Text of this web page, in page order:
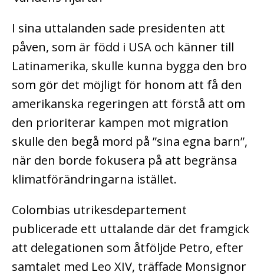
I sina uttalanden sade presidenten att
påven, som är född i USA och känner till
Latinamerika, skulle kunna bygga den bro
som gör det möjligt för honom att få den
amerikanska regeringen att förstå att om
den prioriterar kampen mot migration
skulle den begå mord på ”sina egna barn”,
när den borde fokusera på att begränsa
klimatförändringarna istället.
Colombias utrikesdepartement
publicerade ett uttalande där det framgick
att delegationen som åtföljde Petro, efter
samtalet med Leo XIV, träffade Monsignor